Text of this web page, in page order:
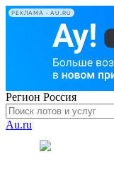
РЕКЛАМА • AU.RU
Регион Россия
Au.ru